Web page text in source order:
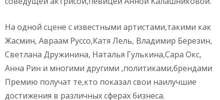
На одной сцене с известными артистами,такими как
Жасмин, Авраам Руссо,Катя Лель, Владимир Березин,
Светлана Дружинина, Наталья Гулькина,Сара Окс,
Анна Рин и многими другими ,политиками,брендами
Премию получат те,кто показал свои наилучшие
достижения в различных сферах бизнеса.